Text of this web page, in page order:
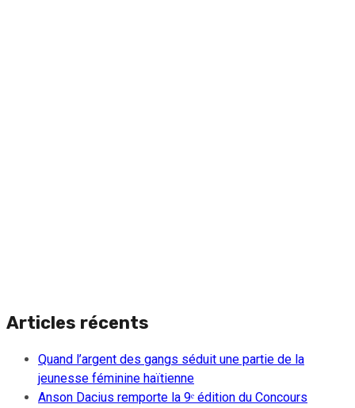
Articles récents
Quand l’argent des gangs séduit une partie de la
jeunesse féminine haïtienne
Anson Dacius remporte la 9ᵉ édition du Concours